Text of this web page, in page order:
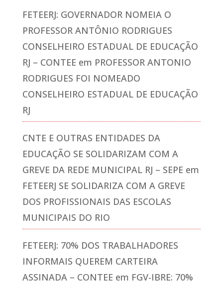
FETEERJ: GOVERNADOR NOMEIA O
PROFESSOR ANTÔNIO RODRIGUES
CONSELHEIRO ESTADUAL DE EDUCAÇÃO
RJ – CONTEE em PROFESSOR ANTONIO
RODRIGUES FOI NOMEADO
CONSELHEIRO ESTADUAL DE EDUCAÇÃO
RJ
CNTE E OUTRAS ENTIDADES DA
EDUCAÇÃO SE SOLIDARIZAM COM A
GREVE DA REDE MUNICIPAL RJ – SEPE em
FETEERJ SE SOLIDARIZA COM A GREVE
DOS PROFISSIONAIS DAS ESCOLAS
MUNICIPAIS DO RIO
FETEERJ: 70% DOS TRABALHADORES
INFORMAIS QUEREM CARTEIRA
ASSINADA – CONTEE em FGV-IBRE: 70%